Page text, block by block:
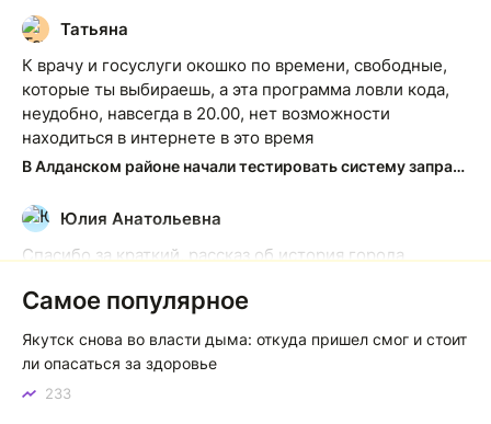
Т
Татьяна
К врачу и госуслуги окошко по времени, свободные,
которые ты выбираешь, а эта программа ловли кода,
неудобно, навсегда в 20.00, нет возможности
находиться в интернете в это время
В Алданском районе начали тестировать систему заправки по QR-кодам
Ю
Юлия Анатольевна
Спасибо за краткий, рассказ об история города
Якутск сквозь века: от острога до столицы республики
К
Котя злой
Зной в Сибири, тем более в Якутске. Никакой это не
Самое популярное
Якутск снова во власти дыма: откуда пришел смог и стоит
ли опасаться за здоровье
233